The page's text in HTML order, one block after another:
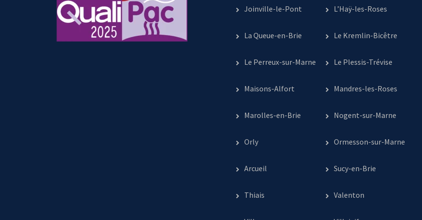
Joinville-le-Pont L’Haÿ-les-Roses
La Queue-en-Brie Le Kremlin-Bicêtre
Le Perreux-sur-Marne Le Plessis-Trévise
Maisons-Alfort Mandres-les-Roses
Marolles-en-Brie Nogent-sur-Marne
Orly Ormesson-sur-Marne
Arcueil Sucy-en-Brie
Thiais Valenton